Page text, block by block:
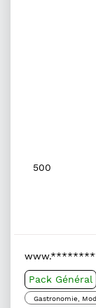
500
Pack Général
Gastronomie,